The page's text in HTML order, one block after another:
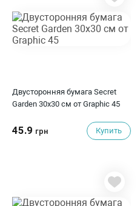
Двусторонняя бумага Secret
Garden 30х30 см от Graphic 45
45.9 грн Купить